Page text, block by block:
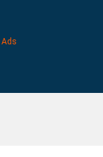
Ads